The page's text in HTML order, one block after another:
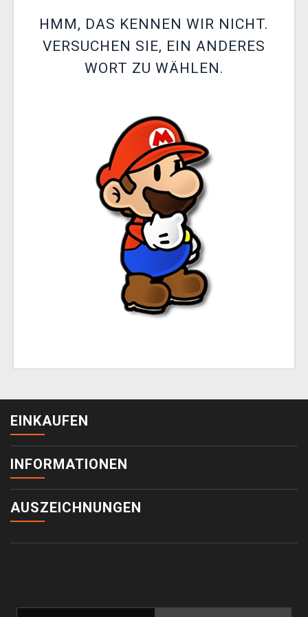
XZONE CLUB
HMM, DAS KENNEN WIR NICHT.
VERSUCHEN SIE, EIN ANDERES
WORT ZU WÄHLEN.
EINKAUFEN
INFORMATIONEN
AUSZEICHNUNGEN